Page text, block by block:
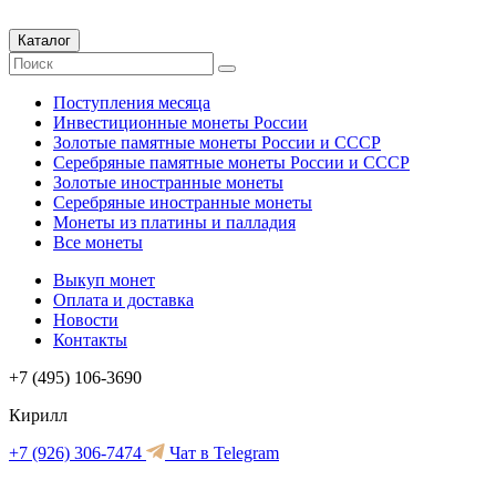
Каталог
Поступления месяца
Инвестиционные монеты России
Золотые памятные монеты России и СССР
Серебряные памятные монеты России и СССР
Золотые иностранные монеты
Серебряные иностранные монеты
Монеты из платины и палладия
Все монеты
Выкуп монет
Оплата и доставка
Новости
Контакты
+7 (495) 106-3690
Кирилл
+7 (926) 306-7474
Чат в Telegram